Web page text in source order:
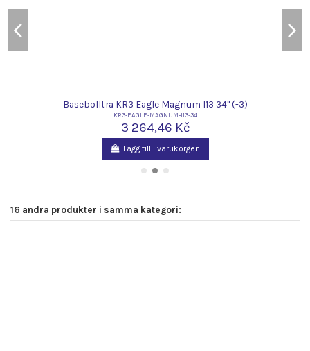
Basebollträ KR3 Eagle Magnum I13 34" (-3)
KR3-EAGLE-MAGNUM-I13-34
3 264,46 Kč
Lägg till i varukorgen
16 andra produkter i samma kategori: